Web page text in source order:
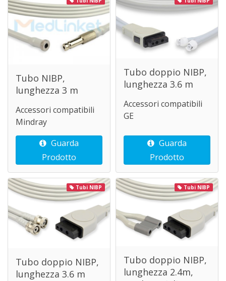
Tubo NIBP,
lunghezza 3 m
Accessori compatibili
Mindray
Guarda
Prodotto
Tubo doppio NIBP,
lunghezza 3.6 m
Accessori compatibili
GE
Guarda
Prodotto
Tubi NIBP
Tubo doppio NIBP,
lunghezza 3.6 m
Tubi NIBP
Tubo doppio NIBP,
lunghezza 2.4m,